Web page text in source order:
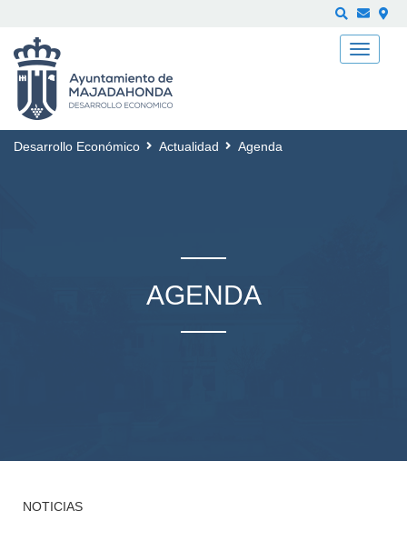
Desarrollo Económico Actualidad Agenda
AGENDA
NOTICIAS